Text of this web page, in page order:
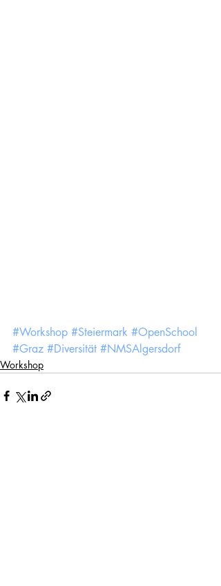
#Workshop #Steiermark #OpenSchool
#Graz #Diversität #NMSAlgersdorf
Workshop